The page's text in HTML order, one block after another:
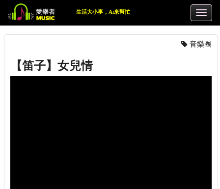
生活大小事，Ai來幫忙
音樂圈
【笛子】女兒情